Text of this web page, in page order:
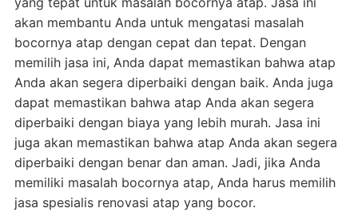
akan membantu Anda untuk mengatasi masalah
bocornya atap dengan cepat dan tepat. Dengan
memilih jasa ini, Anda dapat memastikan bahwa atap
Anda akan segera diperbaiki dengan baik. Anda juga
dapat memastikan bahwa atap Anda akan segera
diperbaiki dengan biaya yang lebih murah. Jasa ini
juga akan memastikan bahwa atap Anda akan segera
diperbaiki dengan benar dan aman. Jadi, jika Anda
memiliki masalah bocornya atap, Anda harus memilih
jasa spesialis renovasi atap yang bocor.